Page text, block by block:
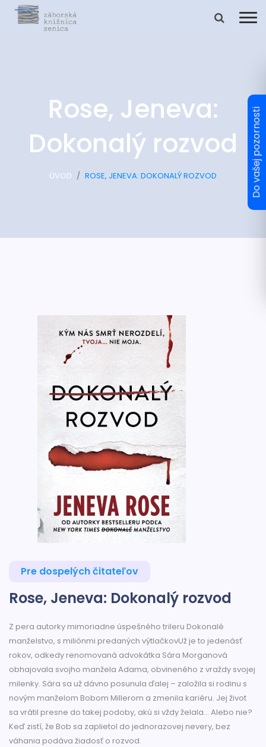
Rose, Jeneva:
Dokonalý rozvod
ÚVOD ROSE, JENEVA: DOKONALÝ ROZVOD
Pre dospelých čitateľov
Rose, Jeneva: Dokonalý rozvod
Z pera autorky mimoriadne úspešného trileru Dokonalé
manželstvo, s miliónmi predaných výtlačkovUž je to jedenásť
rokov, odkedy renomovaná advokátka Sára Morganová
obhajovala svojho manžela Adama, obvineného z vraždy svojej
milenky. Sára sa už dávno posunula ďalej – založila si rodinu s
novým manželom Bobom Millerom a zmenila kariéru. Jej život
sa vrátil presne do takej podoby, akú si vždy želala... Alebo nie?
Keď zistí, že Bob sa zaplietol do jednorazovej nevery, bez
váhania podáva žiadosť o rozvod.